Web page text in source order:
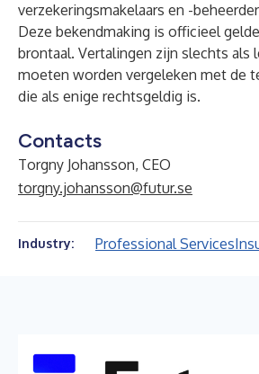
verzekeringsmakelaars en -
Deze bekendmaking is officieel
brontaal. Vertalingen zijn slechts als
moeten worden vergeleken met de
die als enige rechtsgeldig is.
Contacts
Torgny Johansson, CEO
torgny.johansson@futur.se
Industry: Professional Services